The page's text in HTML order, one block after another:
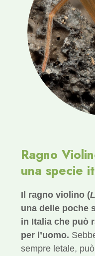
Ragno
una specie
Il ragno violino (
una delle poche
in Italia che può
per l’uomo.
sempre letale,